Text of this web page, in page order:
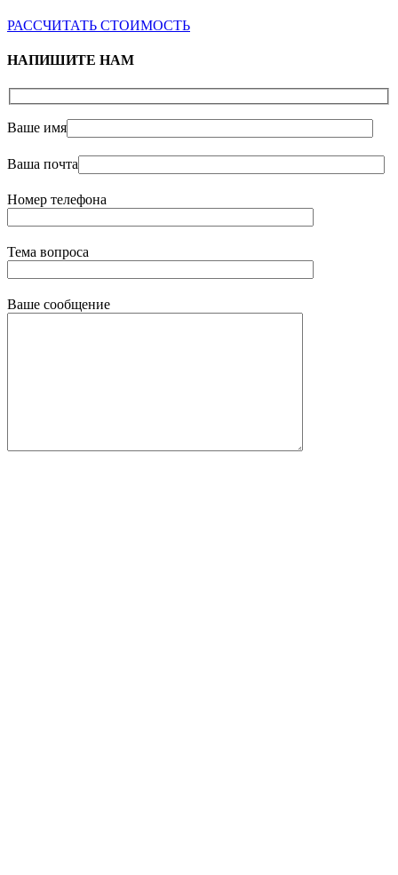
РАССЧИТАТЬ СТОИМОСТЬ
НАПИШИТЕ НАМ
Ваше имя
Ваша почта
Номер телефона
Тема вопроса
Ваше сообщение